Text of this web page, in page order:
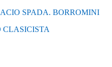
SPADA. BORROMINI
CLASICISTA